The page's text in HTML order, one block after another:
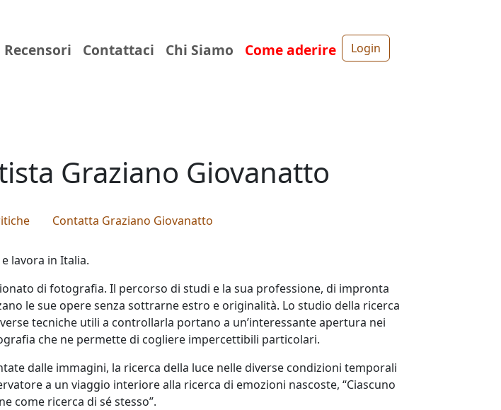
Recensori Contattaci Chi Siamo Come aderire Login
Graziano Giovanatto
Contatta Graziano Giovanatto
lavora in Italia.
di fotografia. Il percorso di studi e la sua professione, di impronta
le sue opere senza sottrarne estro e originalità. Lo studio della ricerca
tecniche utili a controllarla portano a un’interessante apertura nei
che ne permette di cogliere impercettibili particolari.
dalle immagini, la ricerca della luce nelle diverse condizioni temporali
a un viaggio interiore alla ricerca di emozioni nascoste, “Ciascuno
come ricerca di sé stesso”.